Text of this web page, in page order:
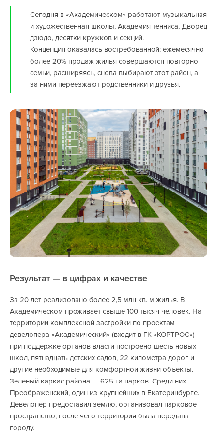
Сегодня в «Академическом» работают музыкальная
и художественная школы, Академия тенниса, Дворец
дзюдо, десятки кружков и секций.
Концепция оказалась востребованной: ежемесячно
более 20% продаж жилья совершаются повторно —
семьи, расширяясь, снова выбирают этот район, а
за ними переезжают родственники и друзья.
Результат — в цифрах и качестве
За 20 лет реализовано более 2,5 млн кв. м жилья. В
Академическом проживает свыше 100 тысяч человек. На
территории комплексной застройки по проектам
девелопера «Академический» (входит в ГК «КОРТРОС»)
при поддержке органов власти построено шесть новых
школ, пятнадцать детских садов, 22 километра дорог и
другие необходимые для комфортной жизни объекты.
Зеленый каркас района — 625 га парков. Среди них —
Преображенский, один из крупнейших в Екатеринбурге.
Девелопер предоставил землю, организовал парковое
пространство, после чего территория была передана
городу.